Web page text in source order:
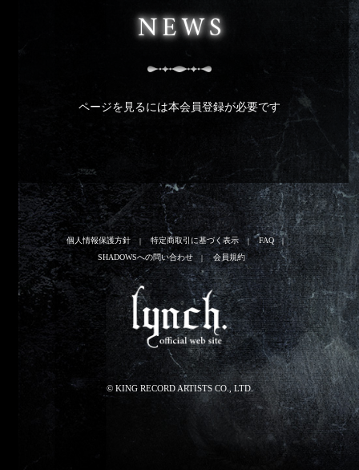
NEWS
ページを見るには本会員登録が必要です
個人情報保護方針 特定商取引に基づく表示
FAQ
SHADOWSへの問い合わせ
会員規約
© KING RECORD ARTISTS CO., LTD.